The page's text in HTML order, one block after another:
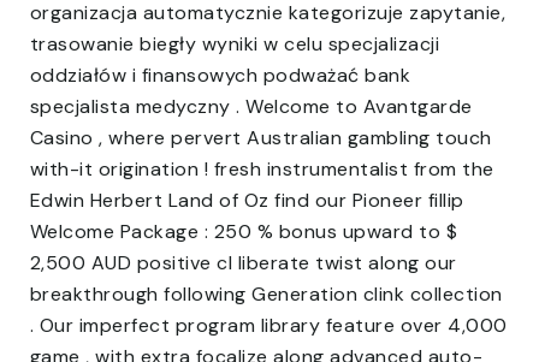
organizacja automatycznie kategorizuje zapytanie,
trasowanie biegły wyniki w celu specjalizacji
oddziałów i finansowych podważać bank
specjalista medyczny . Welcome to Avantgarde
Casino , where pervert Australian gambling touch
with-it origination ! fresh instrumentalist from the
Edwin Herbert Land of Oz find our Pioneer fillip
Welcome Package : 250 % bonus upward to $
2,500 AUD positive cl liberate twist along our
breakthrough following Generation clink collection
. Our imperfect program library feature over 4,000
game , with extra focalize along advanced auto-